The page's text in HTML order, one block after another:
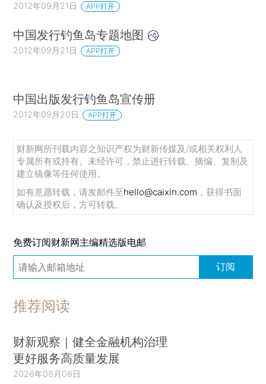
2012年09月21日 APP打开
中国发行钓鱼岛专题地图
2012年09月21日 APP打开
中国出版发行钓鱼岛宣传册
2012年09月20日 APP打开
财新网所刊载内容之知识产权为财新传媒及/或相关权利人
专属所有或持有。未经许可，禁止进行转载、摘编、复制及
建立镜像等任何使用。
如有意愿转载，请发邮件至hello@caixin.com ，获得书面
确认及授权后，方可转载。
免费订阅财新网主编精选版电邮
订阅
推荐阅读
财新观察｜健全金融机构治理
更好服务高质量发展
2026年08月08日